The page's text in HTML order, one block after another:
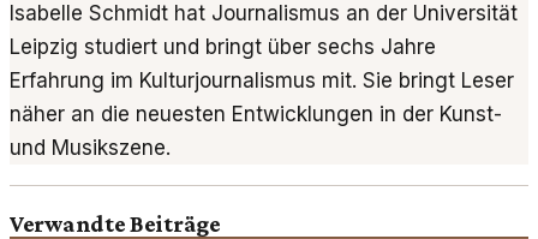
Isabelle Schmidt hat Journalismus an der Universität
Leipzig studiert und bringt über sechs Jahre
Erfahrung im Kulturjournalismus mit. Sie bringt Leser
näher an die neuesten Entwicklungen in der Kunst-
und Musikszene.
Verwandte Beiträge